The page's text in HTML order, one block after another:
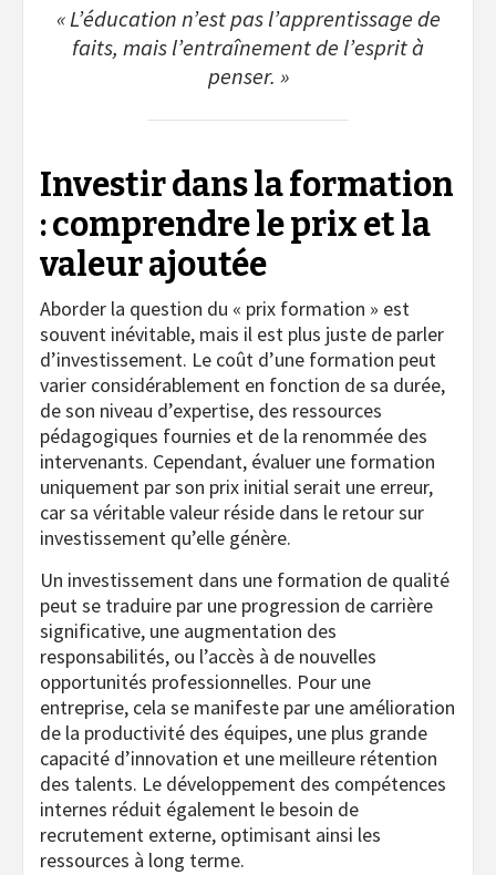
« L’éducation n’est pas l’apprentissage de
faits, mais l’entraînement de l’esprit à
penser. »
Investir dans la formation
: comprendre le prix et la
valeur ajoutée
Aborder la question du « prix formation » est
souvent inévitable, mais il est plus juste de parler
d’investissement. Le coût d’une formation peut
varier considérablement en fonction de sa durée,
de son niveau d’expertise, des ressources
pédagogiques fournies et de la renommée des
intervenants. Cependant, évaluer une formation
uniquement par son prix initial serait une erreur,
car sa véritable valeur réside dans le retour sur
investissement qu’elle génère.
Un investissement dans une formation de qualité
peut se traduire par une progression de carrière
significative, une augmentation des
responsabilités, ou l’accès à de nouvelles
opportunités professionnelles. Pour une
entreprise, cela se manifeste par une amélioration
de la productivité des équipes, une plus grande
capacité d’innovation et une meilleure rétention
des talents. Le développement des compétences
internes réduit également le besoin de
recrutement externe, optimisant ainsi les
ressources à long terme.